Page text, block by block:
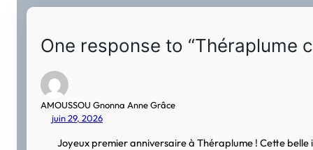
One response to “Théraplume
AMOUSSOU Gnonna Anne Grâce
juin 29, 2026
Joyeux premier anniversaire à Théraplume ! Cette